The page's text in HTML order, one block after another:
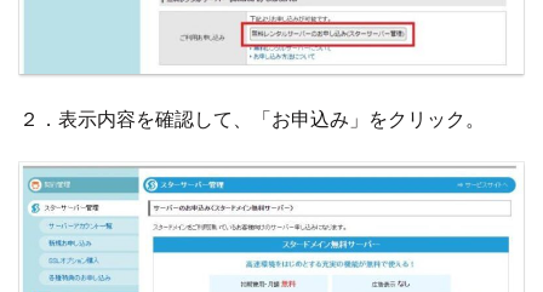
２．表示内容を確認して、「お申込み」をクリック。